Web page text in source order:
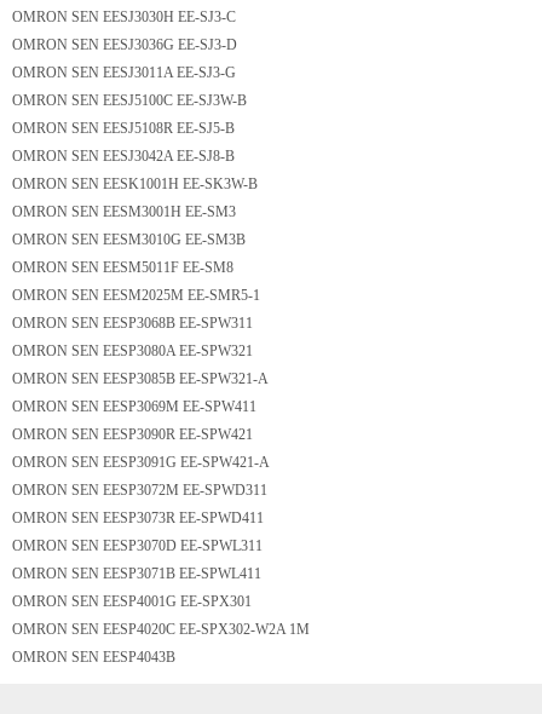
OMRON SEN EESJ3030H EE-SJ3-C
OMRON SEN EESJ3036G EE-SJ3-D
OMRON SEN EESJ3011A EE-SJ3-G
OMRON SEN EESJ5100C EE-SJ3W-B
OMRON SEN EESJ5108R EE-SJ5-B
OMRON SEN EESJ3042A EE-SJ8-B
OMRON SEN EESK1001H EE-SK3W-B
OMRON SEN EESM3001H EE-SM3
OMRON SEN EESM3010G EE-SM3B
OMRON SEN EESM5011F EE-SM8
OMRON SEN EESM2025M EE-SMR5-1
OMRON SEN EESP3068B EE-SPW311
OMRON SEN EESP3080A EE-SPW321
OMRON SEN EESP3085B EE-SPW321-A
OMRON SEN EESP3069M EE-SPW411
OMRON SEN EESP3090R EE-SPW421
OMRON SEN EESP3091G EE-SPW421-A
OMRON SEN EESP3072M EE-SPWD311
OMRON SEN EESP3073R EE-SPWD411
OMRON SEN EESP3070D EE-SPWL311
OMRON SEN EESP3071B EE-SPWL411
OMRON SEN EESP4001G EE-SPX301
OMRON SEN EESP4020C EE-SPX302-W2A 1M
OMRON SEN EESP4043B